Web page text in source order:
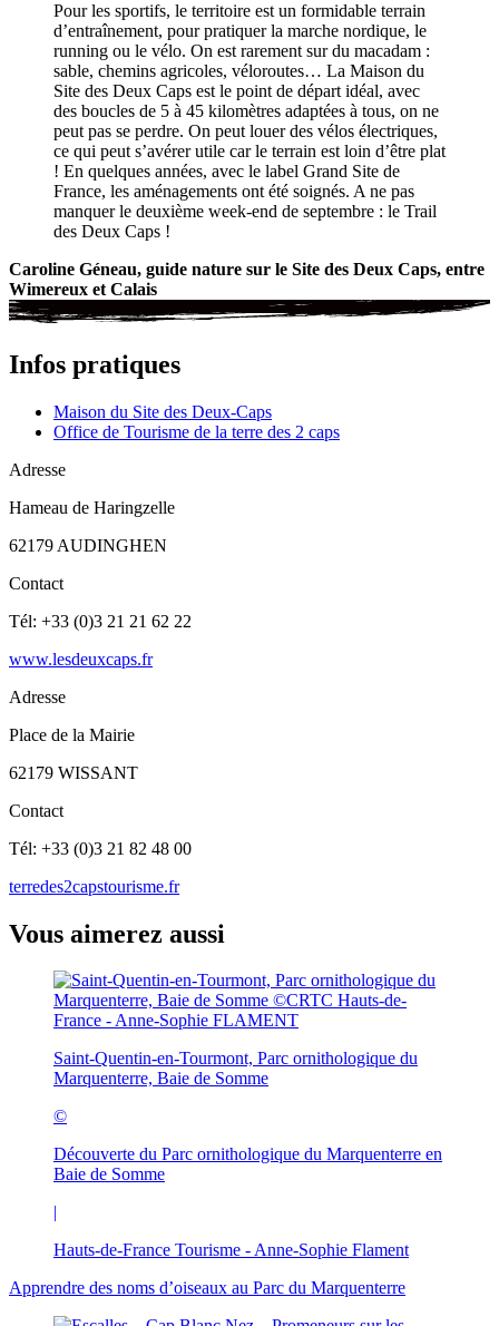
Pour les sportifs, le territoire est un formidable terrain
d’entraînement, pour pratiquer la marche nordique, le
running ou le vélo. On est rarement sur du macadam :
sable, chemins agricoles, véloroutes… La Maison du
Site des Deux Caps est le point de départ idéal, avec
des boucles de 5 à 45 kilomètres adaptées à tous, on ne
peut pas se perdre. On peut louer des vélos électriques,
ce qui peut s’avérer utile car le terrain est loin d’être plat
! En quelques années, avec le label Grand Site de
France, les aménagements ont été soignés. A ne pas
manquer le deuxième week-end de septembre : le Trail
des Deux Caps !
Caroline Géneau, guide nature sur le Site des Deux Caps, entre
Wimereux et Calais
Infos pratiques
Maison du Site des Deux-Caps
Office de Tourisme de la terre des 2 caps
Adresse
Hameau de Haringzelle
62179 AUDINGHEN
Contact
Tél: +33 (0)3 21 21 62 22
www.lesdeuxcaps.fr
Adresse
Place de la Mairie
62179 WISSANT
Contact
Tél: +33 (0)3 21 82 48 00
terredes2capstourisme.fr
Vous aimerez aussi
Saint-Quentin-en-Tourmont, Parc ornithologique du
Marquenterre, Baie de Somme
©
Découverte du Parc ornithologique du Marquenterre en
Baie de Somme
|
Hauts-de-France Tourisme - Anne-Sophie Flament
Apprendre des noms d’oiseaux au Parc du Marquenterre